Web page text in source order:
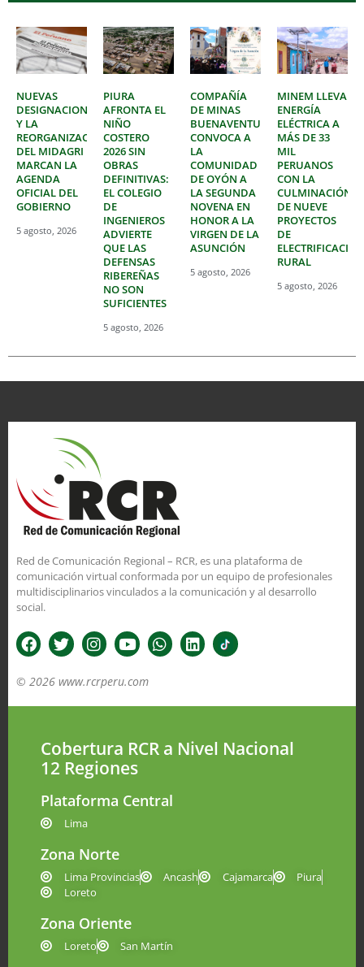
NUEVAS
DESIGNACIONES
Y LA
REORGANIZACIÓN
DEL MIDAGRI
MARCAN LA
AGENDA
OFICIAL DEL
GOBIERNO
5 agosto, 2026
PIURA
AFRONTA EL
NIÑO
COSTERO
2026 SIN
OBRAS
DEFINITIVAS:
EL COLEGIO
DE
INGENIEROS
ADVIERTE
QUE LAS
DEFENSAS
RIBEREÑAS
NO SON
SUFICIENTES
5 agosto, 2026
COMPAÑÍA
DE MINAS
BUENAVENTURA
CONVOCA A
LA
COMUNIDAD
DE OYÓN A
LA SEGUNDA
NOVENA EN
HONOR A LA
VIRGEN DE LA
ASUNCIÓN
5 agosto, 2026
MINEM LLEVA
ENERGÍA
ELÉCTRICA A
MÁS DE 33
MIL
PERUANOS
CON LA
CULMINACIÓN
DE NUEVE
PROYECTOS
DE
ELECTRIFICACIÓN
RURAL
5 agosto, 2026
Red de Comunicación Regional – RCR, es una plataforma de
comunicación virtual conformada por un equipo de profesionales
multidisciplinarios vinculados a la comunicación y al desarrollo
social.
© 2026 www.rcrperu.com
Cobertura RCR a Nivel Nacional
12 Regiones
Plataforma Central
Lima
Zona Norte
Lima Provincias Ancash Cajamarca
Piura
Loreto
Zona Oriente
Loreto San Martín